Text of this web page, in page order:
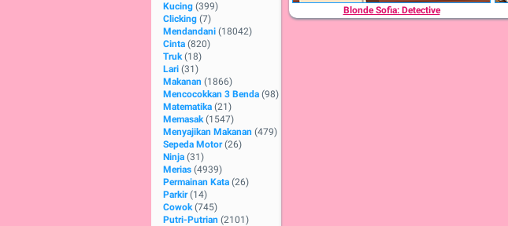
Kucing (399)
Clicking (7)
Mendandani (18042)
Cinta (820)
Truk (18)
Lari (31)
Makanan (1866)
Mencocokkan 3 Benda (98)
Matematika (21)
Memasak (1547)
Menyajikan Makanan (479)
Sepeda Motor (26)
Ninja (31)
Merias (4939)
Permainan Kata (26)
Parkir (14)
Cowok (745)
Putri-Putrian (2101)
Blonde Sofia: Detective